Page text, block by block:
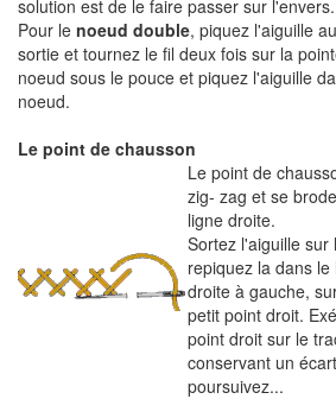
solution est de le faire passer sur l'envers.
Pour le noeud double, piquez l'aiguille
sortie et tournez le fil deux fois sur la
noeud sous le pouce et piquez l'aiguille
noeud.
Le point de chausson
Le point de
zig- zag et se
ligne droite.
Sortez l'aiguille
repiquez la dans
droite à gauche,
petit point droit.
point droit sur le
conservant un
poursuivez...